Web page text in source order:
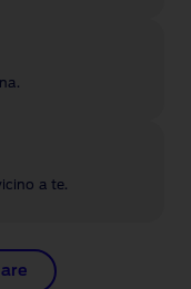
a te.